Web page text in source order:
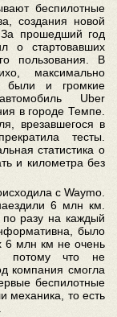
беспилотные
создания новой
прошедший год
о стартовавших
пользования. В
максимально
были и громкие
Uber
в городе Темпе.
врезавшегося в
тесты.
статистика о
и километра без
с Waymo.
6 млн км.
разу на каждый
было
6 млн км не очень
потому что не
компания смогла
беспилотные
механика, то есть